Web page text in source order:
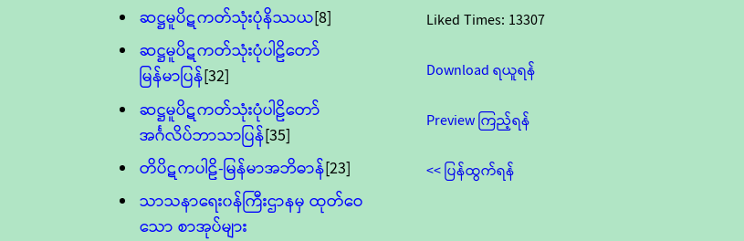
ဆဋ္ဌမူပိဋကတ်သုံးပုံနိဿယ[8]
ဆဋ္ဌမူပိဋကတ်သုံးပုံပါဠိတော်
မြန်မာပြန်[32]
ဆဋ္ဌမူပိဋကတ်သုံးပုံပါဠိတော်
အင်္ဂလိပ်ဘာသာပြန်[35]
တိပိဋကပါဠိ-မြန်မာအဘိဓာန်[23]
သာသနာရေး၀န်ကြီးဌာနမှ ထုတ်ဝေ
သော စာအုပ်များ
Liked Times: 13307
Download ရယူရန်
Preview ကြည့်ရန်
<< ပြန်ထွက်ရန်